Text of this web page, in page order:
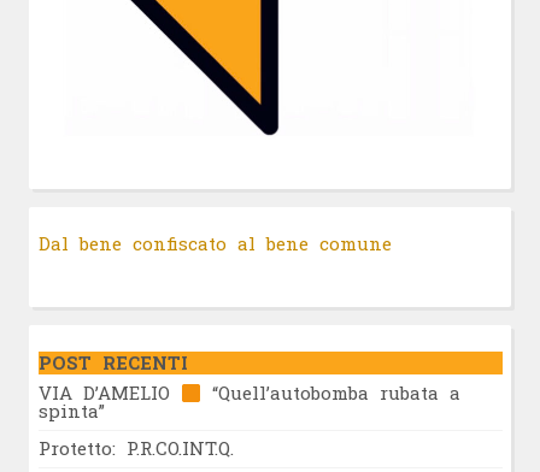
Dal bene confiscato al bene comune
POST RECENTI
VIA D’AMELIO
“Quell’autobomba rubata a
spinta”
Protetto: P.R.CO.INT.Q.